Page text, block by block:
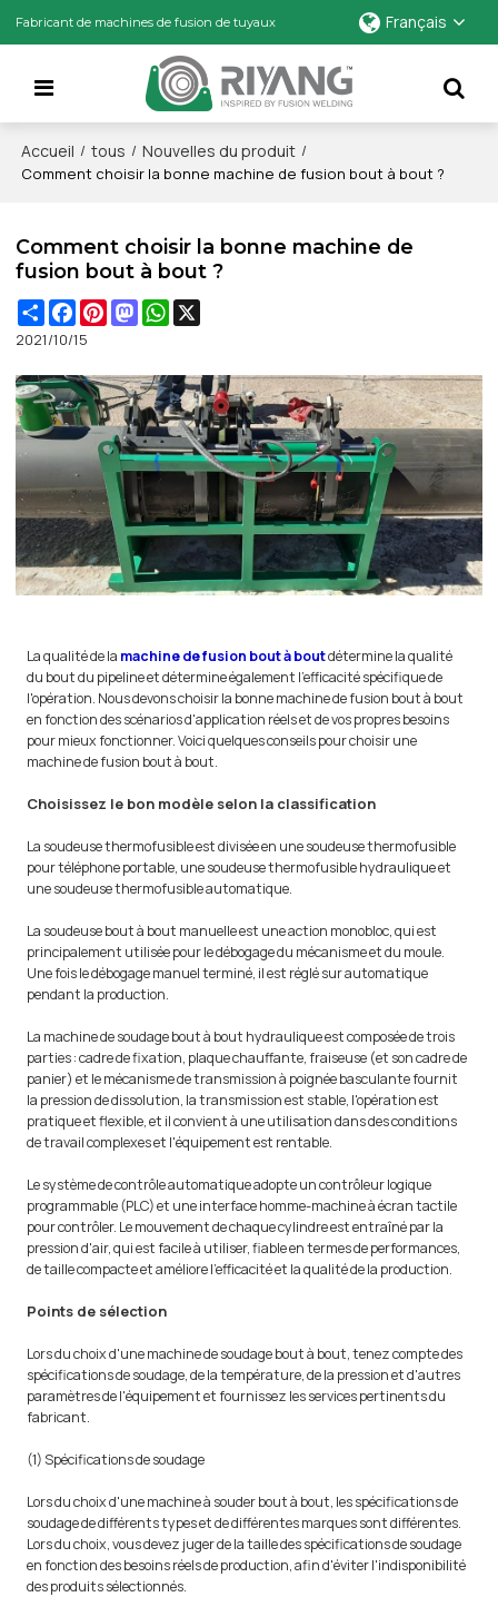
Fabricant de machines de fusion de tuyaux Français
Accueil / tous / Nouvelles du produit /
Comment choisir la bonne machine de fusion bout à bout ?
Comment choisir la bonne machine de
fusion bout à bout ?
ShareFacebook
PinterestMastodonWhatsApp
2021/10/15
La qualité de la machine de fusion bout à boutdétermine la qualité
du bout du pipeline et détermine également l'efficacité spécifique de
l'opération. Nous devons choisir la bonne machine de fusion bout à bout
en fonction des scénarios d'application réels et de vos propres besoins
pour mieux fonctionner. Voici quelques conseils pour choisir une
machine de fusion bout à bout.
Choisissez le bon modèle selon la classification
La soudeuse thermofusible est divisée en une soudeuse thermofusible
pour téléphone portable, une soudeuse thermofusible hydraulique et
une soudeuse thermofusible automatique.
La soudeuse bout à bout manuelle est une action monobloc, qui est
principalement utilisée pour le débogage du mécanisme et du moule.
Une fois le débogage manuel terminé, il est réglé sur automatique
pendant la production.
La machine de soudage bout à bout hydraulique est composée de trois
parties : cadre de fixation, plaque chauffante, fraiseuse (et son cadre de
panier) et le mécanisme de transmission à poignée basculante fournit
la pression de dissolution, la transmission est stable, l'opération est
pratique et flexible, et il convient à une utilisation dans des conditions
de travail complexes et l'équipement est rentable.
Le système de contrôle automatique adopte un contrôleur logique
programmable (PLC) et une interface homme-machine à écran tactile
pour contrôler. Le mouvement de chaque cylindre est entraîné par la
pression d'air, qui est facile à utiliser, fiable en termes de performances,
de taille compacte et améliore l'efficacité et la qualité de la production.
Points de sélection
Lors du choix d'une machine de soudage bout à bout, tenez compte des
spécifications de soudage, de la température, de la pression et d'autres
paramètres de l'équipement et fournissez les services pertinents du
fabricant.
(1) Spécifications de soudage
Lors du choix d'une machine à souder bout à bout, les spécifications de
soudage de différents types et de différentes marques sont différentes.
Lors du choix, vous devez juger de la taille des spécifications de soudage
en fonction des besoins réels de production, afin d'éviter l'indisponibilité
des produits sélectionnés.